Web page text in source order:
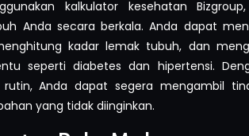
kalkulator kesehatan
Anda secara berkala. Anda dapat
kadar lemak tubuh, dan
seperti diabetes dan hipertensi.
Anda dapat segera mengambil
yang tidak diinginkan.